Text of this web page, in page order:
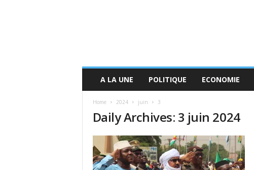
A LA UNE POLITIQUE ECONOMIE
Home 2024 juin 3
Daily Archives: 3 juin 2024